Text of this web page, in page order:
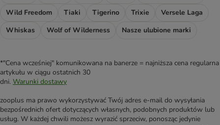
Wild Freedom
Tiaki Tigerino Trixie
Versele Laga
Whiskas
Wolf of Wilderness Nasze ulubione marki
*"Cena wcześniej" komunikowana na banerze = najniższa cena regularna
artykułu w ciągu ostatnich 30
dni. Warunki dostawy
zooplus ma prawo wykorzystywać Twój adres e-mail do wysyłania
bezpośrednich ofert dotyczących własnych, podobnych produktów lub
usług. W każdej chwili możesz wyrazić sprzeciw, ponosząc jedynie